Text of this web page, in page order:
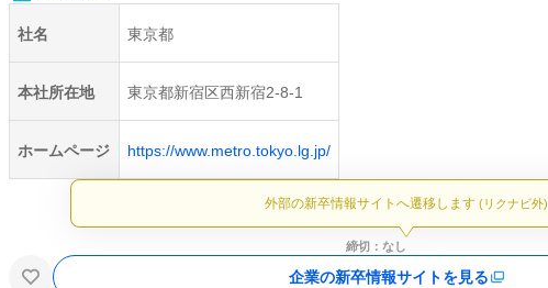
社名 東京都
本社所在地 東京都新宿区西新宿2-8-1
ホームページ https://www.metro.tokyo.lg.jp/
外部の新卒情報サイトへ遷移します (リクナビ外)
締切：なし
企業の新卒情報サイトを見る